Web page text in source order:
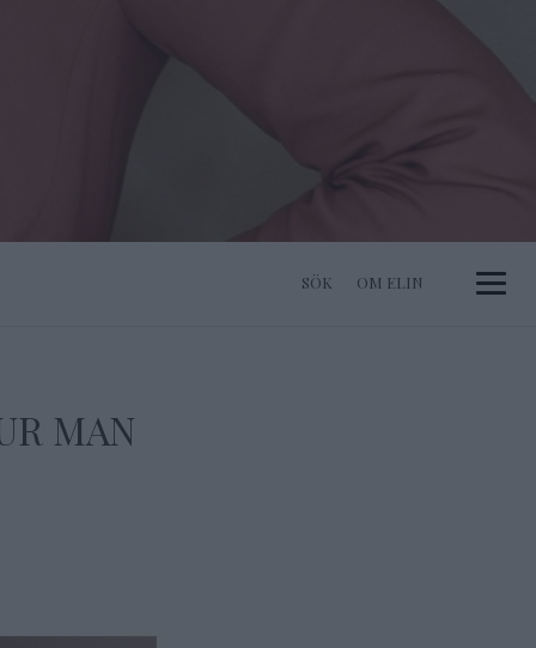
OM ELIN Toggle
MAN